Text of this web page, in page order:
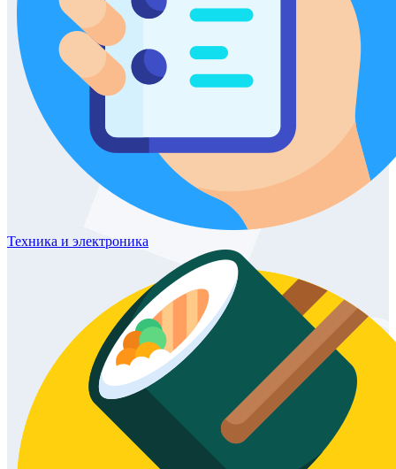
Техника и электроника